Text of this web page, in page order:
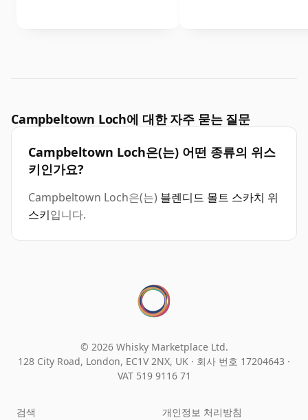
Campbeltown Loch에 대한 자주 묻는 질문
Campbeltown Loch은(는) 어떤 종류의 위스
키인가요?
Campbeltown Loch은(는) 블렌디드 몰트 스카치 위
스키입니다.
© 2026 Whisky Marketplace Ltd.
128 City Road, London, EC1V 2NX, UK · 회사 번호 17204643 ·
VAT 519 9116 71
검색 개인정보 처리방침